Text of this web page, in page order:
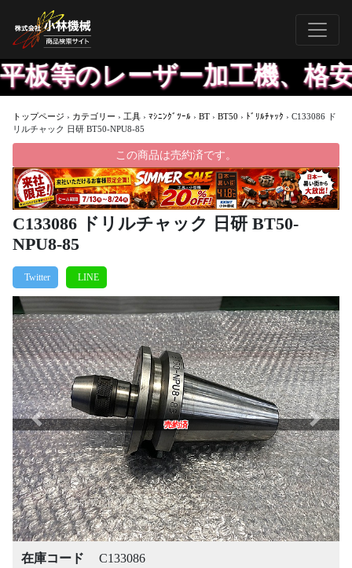
ーザー加工機、格安に
トップページ › カテゴリー › 工具 › ﾏｼﾆﾝｸﾞﾂｰﾙ › BT › BT50 › ﾄﾞﾘﾙﾁｬｯｸ › C133086 ド
リルチャック 日研 BT50-NPU8-85
この商品は売約済です。
C133086 ドリルチャック 日研 BT50-
NPU8-85
売約済
Previous Next
在庫コード
C133086